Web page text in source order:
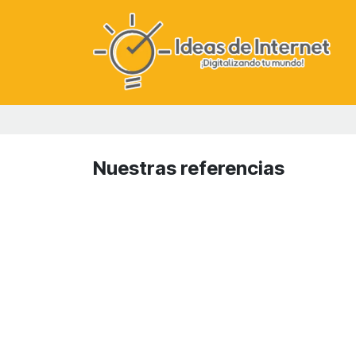
Nuestras referencias